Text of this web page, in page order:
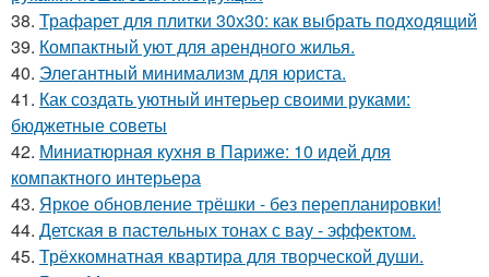
38. Трафарет для плитки 30х30: как выбрать подходящий
39. Компактный уют для арендного жилья.
40. Элегантный минимализм для юриста.
41. Как создать уютный интерьер своими руками:
бюджетные советы
42. Миниатюрная кухня в Париже: 10 идей для
компактного интерьера
43. Яркое обновление трёшки - без перепланировки!
44. Детская в пастельных тонах с вау - эффектом.
45. Трёхкомнатная квартира для творческой души.